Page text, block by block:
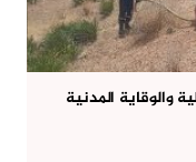
والوقاية المدنية